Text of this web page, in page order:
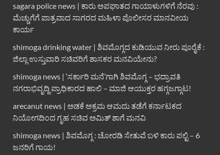
sagara police news | ಕಾರು ಅಪಘಾತದ ಗಾಯಾಳುಗಳಿಗೆ ನೆರವು :
ಮೆಚ್ಚುಗೆಗೆ ಪಾತ್ರವಾದ ಸಾಗರದ ಮಹಿಳಾ ಪೊಲೀಸರ ಮಾನವೀಯ
ಕಾರ್ಯ
shimoga drinking water | ಶಿವಮೊಗ್ಗದ ಕುಡಿಯುವ ನೀರು ಪೂರೈಕೆ :
ಜಿಲ್ಲಾ ಉಸ್ತುವಾರಿ ಸಚಿವರಿಗೆ ಶಾಸಕರ ಮನವಿಯೇನು?
shimoga news | ‘ಸರ್ಕಾರಿ ಮನೆ’ಗಾಗಿ ಶಿವಮೊಗ್ಗ – ಭದ್ರಾವತಿ
ನಗರಾಭಿವೃದ್ದಿ ಪ್ರಾಧಿಕಾರದ ಹಾಲಿ – ಮಾಜಿ ಆಯುಕ್ತರ ಹಗ್ಗಜಗ್ಗಾಟ!
arecanut news | ಅಡಕೆ ಅಕ್ರಮ ಆಮದು ತಡೆಗೆ ಕರ್ನಾಟಕದ
ನಿಯೋಗದಿಂದ ಗೃಹ ಸಚಿವ ಅಮಿತ್ ಶಾಗೆ ಮನವಿ
shimoga news | ಶಿವಮೊಗ್ಗ : ಚೋರಡಿ ಸೇತುವೆ ಬಳಿ ಕಾರು ಪಲ್ಟಿ – 6
ಜನರಿಗೆ ಗಾಯ!